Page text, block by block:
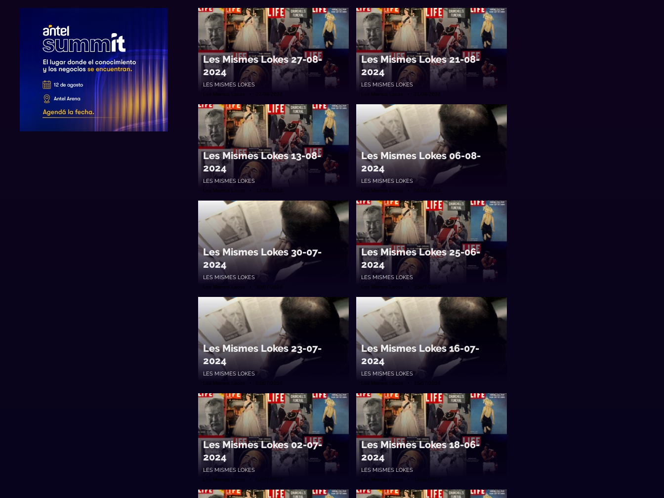
Les Mismes Lokes 27-08-
2024
LES MISMES LOKES
Los Mismos Locos • 27/08/2024
Les Mismes Lokes 21-08-
2024
LES MISMES LOKES
Los Mismos Locos • 21/08/2024
Les Mismes Lokes 13-08-
2024
LES MISMES LOKES
Los Mismos Locos • 13/08/2024
Les Mismes Lokes 06-08-
2024
LES MISMES LOKES
Los Mismos Locos • 06/08/2024
Les Mismes Lokes 30-07-
2024
LES MISMES LOKES
Los Mismos Locos • 30/07/2024
Les Mismes Lokes 25-06-
2024
LES MISMES LOKES
Los Mismos Locos • 25/07/2024
Les Mismes Lokes 23-07-
2024
LES MISMES LOKES
Los Mismos Locos • 23/07/2024
Les Mismes Lokes 16-07-
2024
LES MISMES LOKES
Los Mismos Locos • 16/07/2024
Les Mismes Lokes 02-07-
2024
LES MISMES LOKES
Los Mismos Locos • 02/07/2024
Les Mismes Lokes 18-06-
2024
LES MISMES LOKES
Los Mismos Locos • 18/06/2024